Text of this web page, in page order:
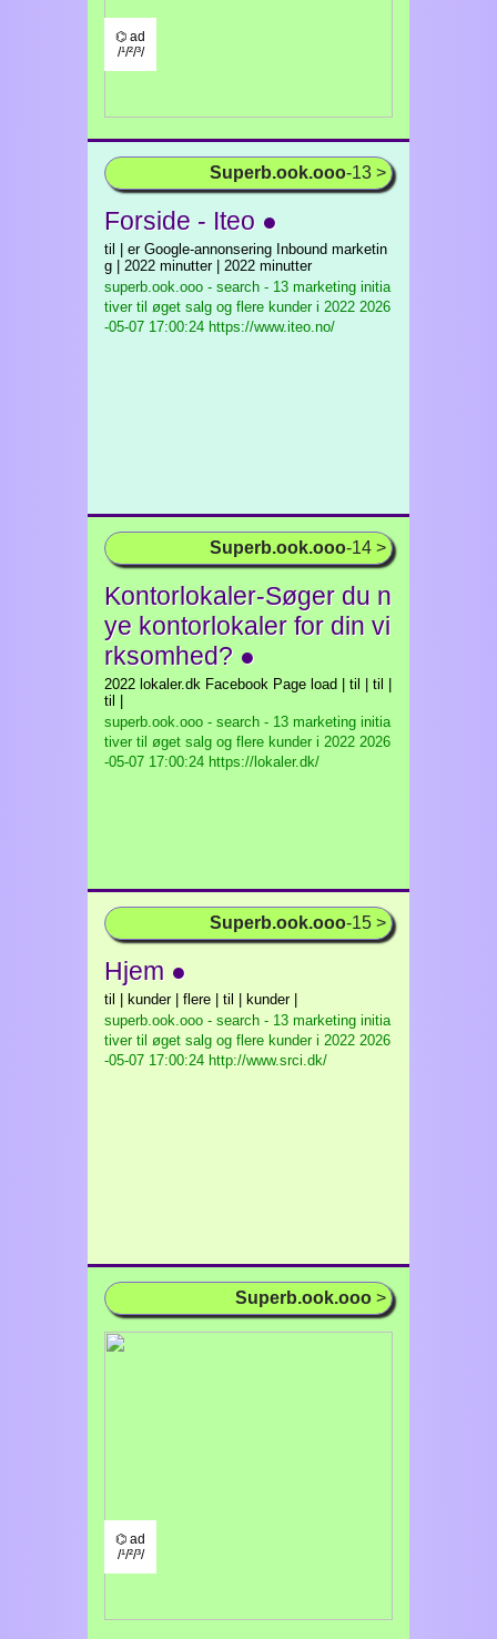
⌬ ad
/¹/²/³/
Superb.ook.ooo-13 >
Forside - Iteo ●
til | er Google-annonsering Inbound marketin
g | 2022 minutter | 2022 minutter
superb.ook.ooo - search - 13 marketing initia
tiver til øget salg og flere kunder i 2022 2026
-05-07 17:00:24 https://www.iteo.no/
Superb.ook.ooo-14 >
Kontorlokaler-Søger du n
ye kontorlokaler for din vi
rksomhed? ●
2022 lokaler.dk Facebook Page load | til | til |
til |
superb.ook.ooo - search - 13 marketing initia
tiver til øget salg og flere kunder i 2022 2026
-05-07 17:00:24 https://lokaler.dk/
Superb.ook.ooo-15 >
Hjem ●
til | kunder | flere | til | kunder |
superb.ook.ooo - search - 13 marketing initia
tiver til øget salg og flere kunder i 2022 2026
-05-07 17:00:24 http://www.srci.dk/
Superb.ook.ooo >
⌬ ad
/¹/²/³/